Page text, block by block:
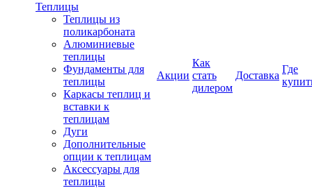
Теплицы
Теплицы из
поликарбоната
Алюминиевые
теплицы
Фундаменты для
теплицы
Каркасы теплиц и
вставки к
теплицам
Дуги
Дополнительные
опции к теплицам
Аксессуары для
теплицы
Акции
Как
стать
дилером
Доставка
Где